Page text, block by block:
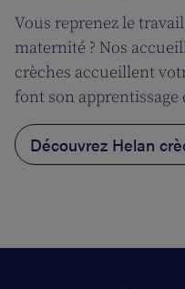
Vous reprenez le
maternité ? Nos
crèches accueillent
font son apprentissage
Découvrez Helan